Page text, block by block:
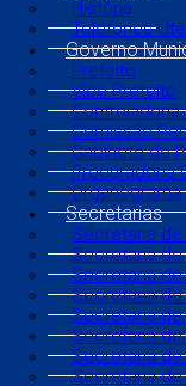
História
Telefones
Governo
Prefeito
Vice Prefeito
Controladoria
Comissão
Gabinete do
Procuradoria
Organograma
Secretarias
Secretaria
Secretaria
Secretaria de
Secretaria
Secretaria de
Secretaria de
Secretaria de
Secretaria de